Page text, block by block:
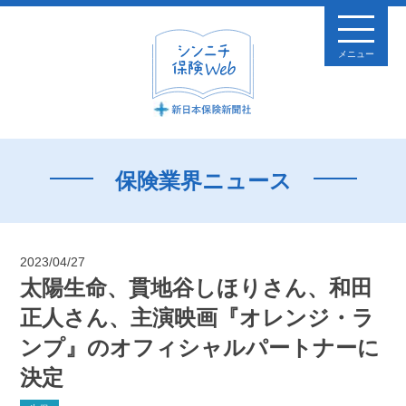
メニュー
保険業界ニュース
2023/04/27
太陽生命、貫地谷しほりさん、和田
正人さん、主演映画『オレンジ・ラ
ンプ』のオフィシャルパートナーに
決定